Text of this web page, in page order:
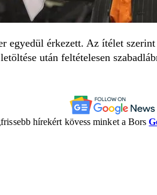
egyedül érkezett. Az ítélet
után feltételesen
hírekért kövess minket a Bors